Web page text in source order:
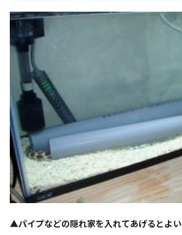
▲パイプなどの隠れ家を入れてあげるとよい